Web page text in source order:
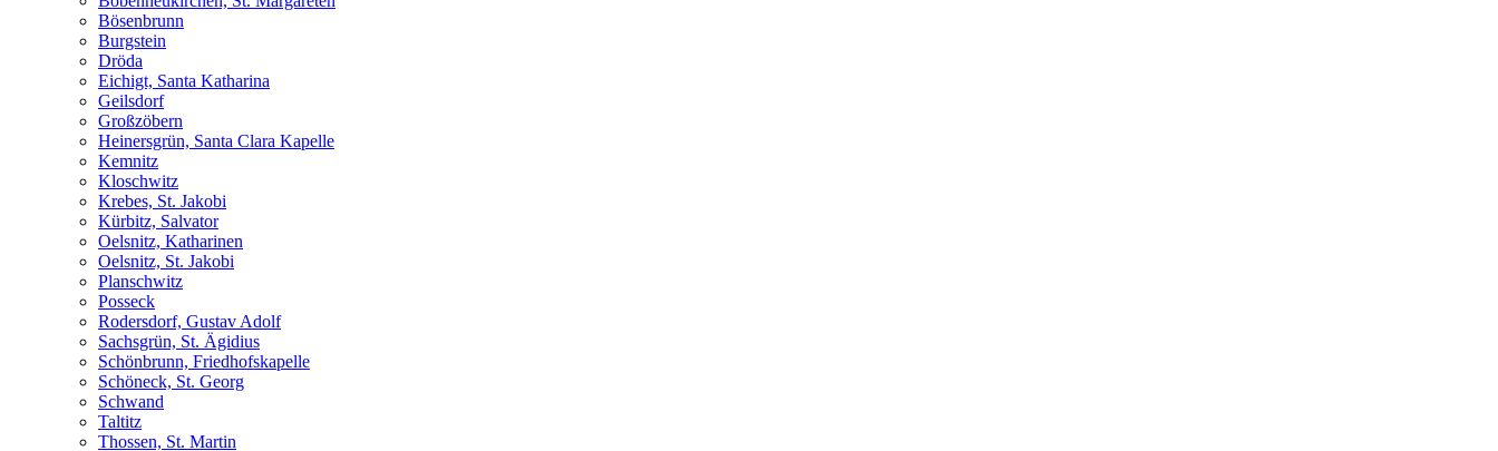
Bösenbrunn
Burgstein
Dröda
Eichigt, Santa Katharina
Geilsdorf
Großzöbern
Heinersgrün, Santa Clara Kapelle
Kemnitz
Kloschwitz
Krebes, St. Jakobi
Kürbitz, Salvator
Oelsnitz, Katharinen
Oelsnitz, St. Jakobi
Planschwitz
Posseck
Rodersdorf, Gustav Adolf
Sachsgrün, St. Ägidius
Schönbrunn, Friedhofskapelle
Schöneck, St. Georg
Schwand
Taltitz
Thossen, St. Martin